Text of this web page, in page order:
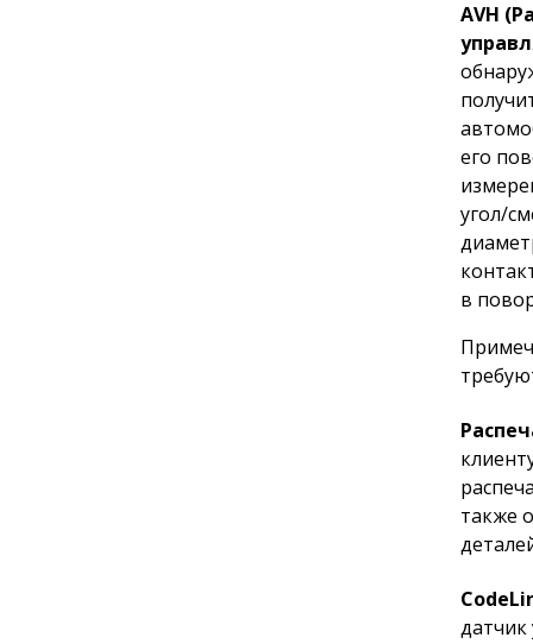
AVH
его
угол/
в
также
датчик